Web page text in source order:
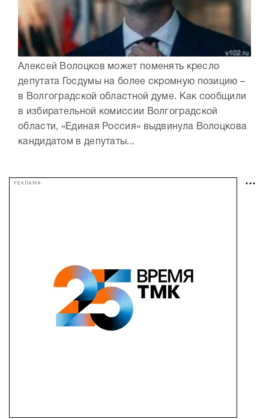
Алексей Волоцков может поменять кресло
депутата Госдумы на более скромную позицию –
в Волгоградской областной думе. Как сообщили
в избирательной комиссии Волгоградской
области, «Единая Россия» выдвинула Волоцкова
кандидатом в депутаты...
РЕКЛАМА